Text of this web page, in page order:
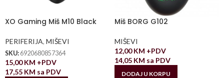
XO Gaming Miš M10 Black
PERIFERIJA, MIŠEVI
SKU: 6920680857364
15,00KM +PDV
17,55 KM sa PDV
Miš BORG G102
MIŠEVI
12,00KM +PDV
14,05 KM sa PDV
DODAJ U KORPU